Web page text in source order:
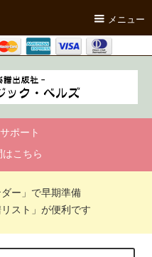
メニュー
ポート
はこちら
ダー」で早期準備
リスト」が便利です